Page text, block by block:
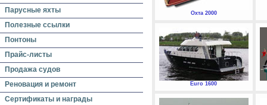
Парусные яхты
Полезные ссылки
Понтоны
Прайс-листы
Продажа судов
Реновация и ремонт
Сертификаты и награды
Охта 2000
Euro 1600